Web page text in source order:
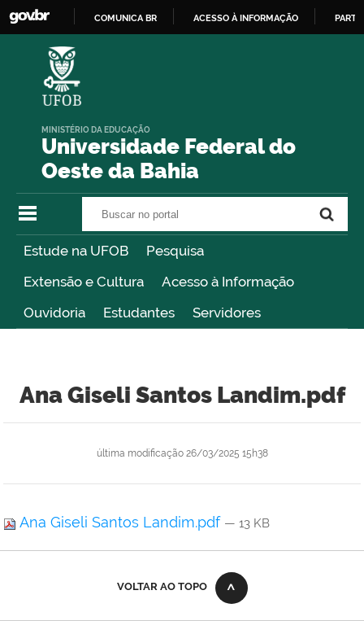
COMUNICA BR ACESSO À INFORMAÇÃO
Universidade Federal do
Oeste da Bahia
MINISTÉRIO DA EDUCAÇÃO
Estude na UFOB
Pesquisa
Extensão e Cultura
Acesso à Informação
Ouvidoria
Estudantes Servidores
Ana Giseli Santos Landim.pdf
última modificação26/03/2025 15h38
Ana Giseli Santos Landim.pdf — 13 KB
VOLTAR AO TOPO